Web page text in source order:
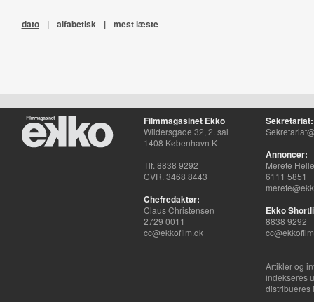
dato | alfabetisk | mest læste
Filmmagasinet Ekko
Wildersgade 32, 2. sal
1408 København K
Tlf. 8838 9292
CVR. 3468 8443
Chefredaktør:
Claus Christensen
2729 0011
cc@ekkofilm.dk
Sekretariat:
Annoncer:
Merete
6111 5851
Ekko
8838 9292
Artikler og
indekseres
distribueres